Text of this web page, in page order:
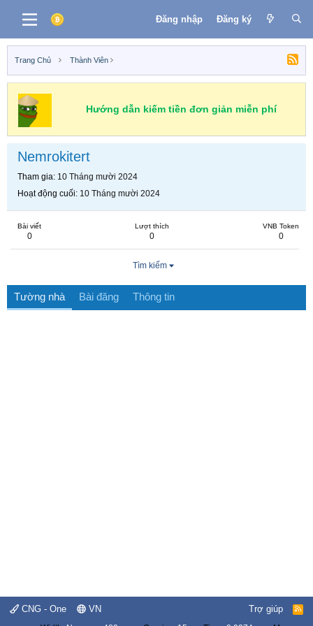
Đăng nhập Đăng ký
Trang Chủ Thành Viên
Hướng dẫn kiếm tiền đơn giản miễn phí
Nemrokitert
Tham gia 10 Tháng mười 2024
Hoạt động cuối 10 Tháng mười 2024
Bài viết
0
Lượt thích
0
VNB Token
0
Tìm kiếm
Tường nhà Bài đăng Thông tin
CNG - One VN Trợ giúp
R